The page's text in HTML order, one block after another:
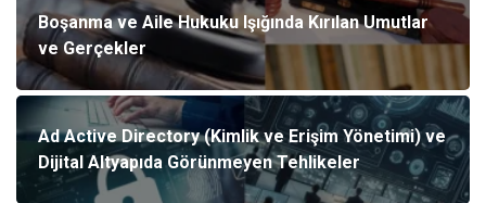
Boşanma ve Aile Hukuku Işığında Kırılan Umutlar
ve Gerçekler
Ad Active Directory (Kimlik ve Erişim Yönetimi) ve
Dijital Altyapıda Görünmeyen Tehlikeler